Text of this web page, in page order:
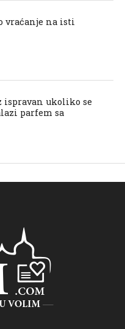
vraćanje na isti
ispravan ukoliko se
parfem sa